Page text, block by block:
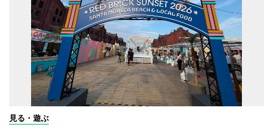
見る・遊ぶ